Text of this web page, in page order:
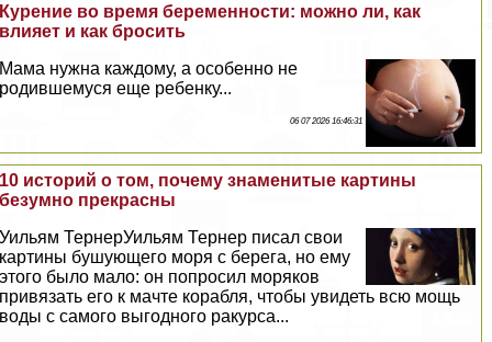
Курение во время беременности: можно ли, как
влияет и как бросить
Мама нужна каждому, а особенно не
родившемуся еще ребенку...
06 07 2026 16:46:31
10 историй о том, почему знаменитые картины
безумно прекрасны
Уильям ТернерУильям Тернер писал свои
картины бушующего моря с берега, но ему
этого было мало: он попросил моряков
привязать его к мачте корабля, чтобы увидеть всю мощь
воды с самого выгодного paкурса...